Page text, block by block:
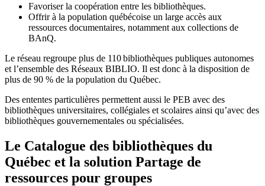
Favoriser la coopération entre les bibliothèques.
Offrir à la population québécoise un large accès aux
ressources documentaires, notamment aux collections de
BAnQ.
Le réseau regroupe plus de 110bibliothèques publiques autonomes
et l’ensemble des Réseaux BIBLIO. Il est donc à la disposition de
plus de 90 % de la population du Québec.
Des ententes particulières permettent aussi le PEB avec des
bibliothèques universitaires, collégiales et scolaires ainsi qu’avec des
bibliothèques gouvernementales ou spécialisées.
Le Catalogue des bibliothèques du
Québec et la solution Partage de
ressources pour groupes